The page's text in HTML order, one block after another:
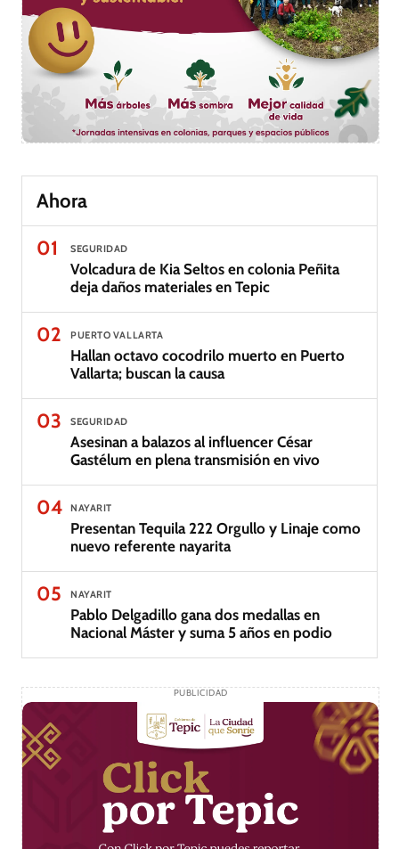
Ahora
01
SEGURIDAD
Volcadura de Kia Seltos en colonia Peñita
deja daños materiales en Tepic
02 PUERTO VALLARTA
Hallan octavo cocodrilo muerto en Puerto
Vallarta; buscan la causa
03 SEGURIDAD
Asesinan a balazos al influencer César
Gastélum en plena transmisión en vivo
04 NAYARIT
Presentan Tequila 222 Orgullo y Linaje como
nuevo referente nayarita
05 NAYARIT
Pablo Delgadillo gana dos medallas en
Nacional Máster y suma 5 años en podio
PUBLICIDAD